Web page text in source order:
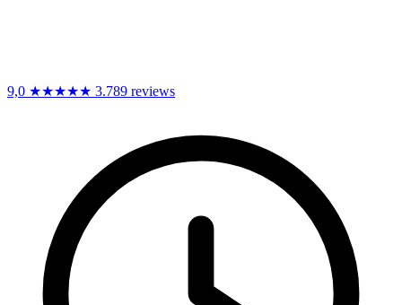
9,0 ★★★★★ 3.789 reviews